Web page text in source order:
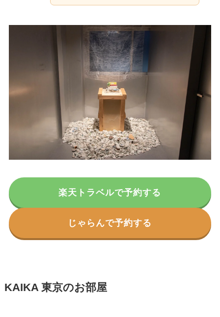
楽天トラベルで予約する
じゃらんで予約する
KAIKA 東京のお部屋